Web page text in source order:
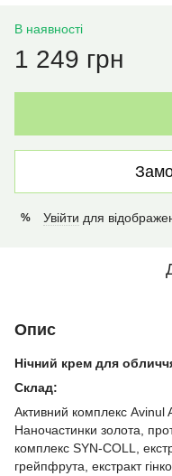
В наявності
1 249 грн
% Увійти для
Опис
Нічний крем для
Склад:
Активний комплекс Avinul
Наночастинки золота,
комплекс SYN-COLL,
грейпфрута, екстракт